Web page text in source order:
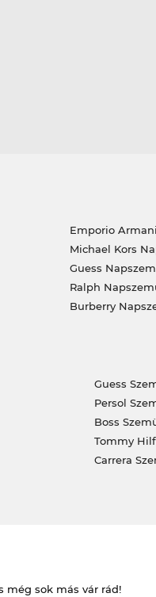
Emporio
Michael Kors
Guess
Ralph
Burberry
Guess
Persol
Boss
Tommy
Carrera
még sok más vár rád!